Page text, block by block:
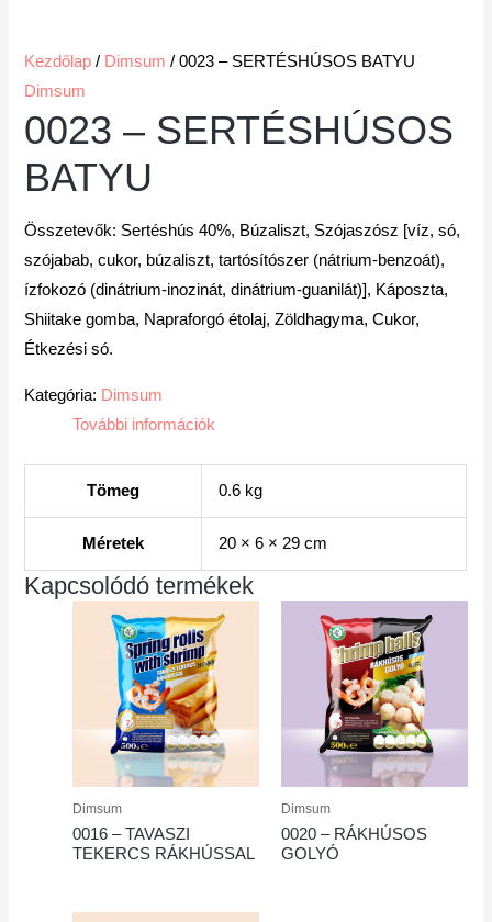
Kezdőlap / Dimsum / 0023 – SERTÉSHÚSOS BATYU
Dimsum
0023 – SERTÉSHÚSOS
BATYU
Összetevők: Sertéshús 40%, Búzaliszt, Szójaszósz [víz, só,
szójabab, cukor, búzaliszt, tartósítószer (nátrium-benzoát),
ízfokozó (dinátrium-inozinát, dinátrium-guanilát)], Káposzta,
Shiitake gomba, Napraforgó étolaj, Zöldhagyma, Cukor,
Étkezési só.
Kategória: Dimsum
További információk
Tömeg 0.6 kg
Méretek 20 × 6 × 29 cm
Kapcsolódó termékek
Dimsum
0016 – TAVASZI
TEKERCS RÁKHÚSSAL
Dimsum
0020 – RÁKHÚSOS
GOLYÓ